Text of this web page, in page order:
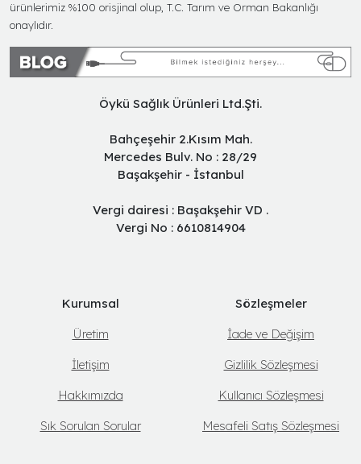
ürünlerimiz %100 orisjinal olup, T.C. Tarım ve Orman Bakanlığı
onaylıdır.
Öykü Sağlık Ürünleri Ltd.Şti.
Bahçeşehir 2.Kısım Mah.
Mercedes Bulv. No : 28/29
Başakşehir - İstanbul
Vergi dairesi : Başakşehir VD .
Vergi No : 6610814904
Kurumsal
Üretim
İletişim
Hakkımızda
Sık Sorulan Sorular
Sözleşmeler
İade ve Değişim
Gizlilik Sözleşmesi
Kullanıcı Sözleşmesi
Mesafeli Satış Sözleşmesi